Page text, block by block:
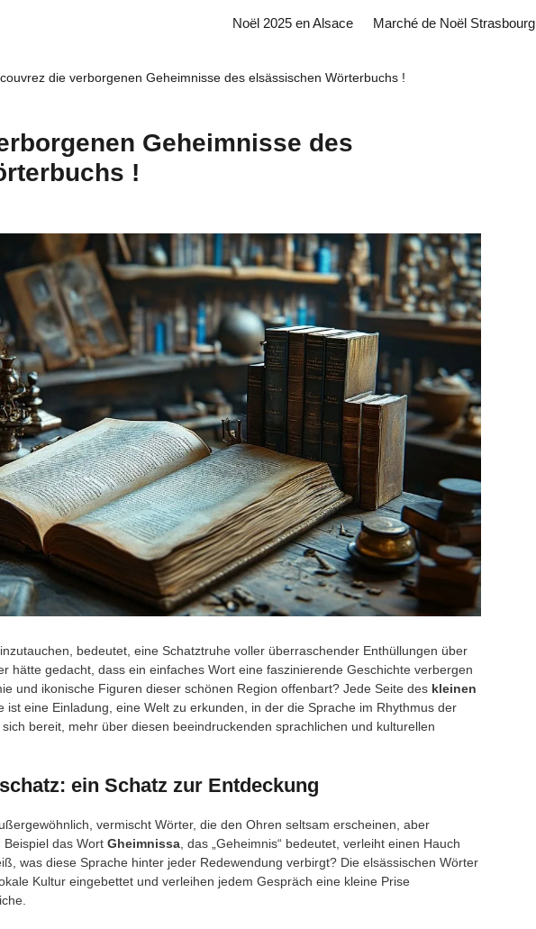
Noël 2025 en Alsace Marché de Noël Strasbourg
die verborgenen Geheimnisse des elsässischen Wörterbuchs !
Geheimnisse des
!
bedeutet, eine Schatztruhe voller überraschender Enthüllungen über
hätte gedacht, dass ein einfaches Wort eine faszinierende Geschichte verbergen
und ikonische Figuren dieser schönen Region offenbart? Jede Seite des kleinen
ist eine Einladung, eine Welt zu erkunden, in der die Sprache im Rhythmus der
bereit, mehr über diesen beeindruckenden sprachlichen und kulturellen
ein Schatz zur Entdeckung
vermischt Wörter, die den Ohren seltsam erscheinen, aber
das Wort Gheimnissa , das „Geheimnis“ bedeutet, verleiht einen Hauch
was diese Sprache hinter jeder Redewendung verbirgt? Die elsässischen Wörter
Kultur eingebettet und verleihen jedem Gespräch eine kleine Prise